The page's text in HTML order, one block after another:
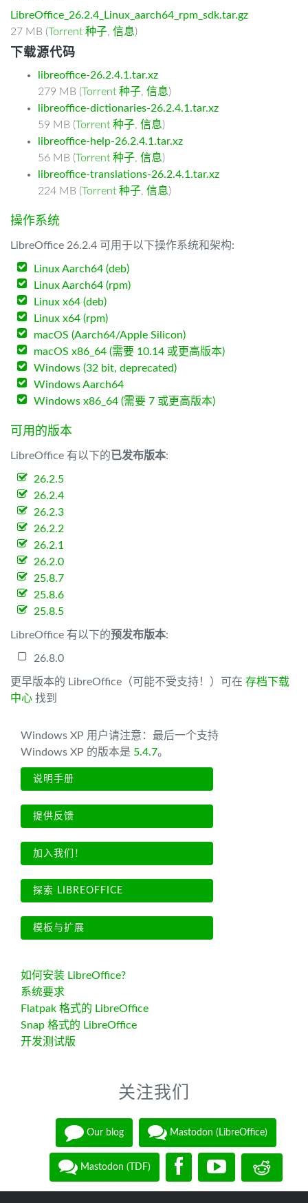
LibreOffice_26.2.4_Linux_aarch64_rpm_sdk.tar.gz
27 MB (Torrent 种子, 信息)
下载源代码
libreoffice-26.2.4.1.tar.xz
279 MB (Torrent 种子, 信息)
libreoffice-dictionaries-26.2.4.1.tar.xz
59 MB (Torrent 种子, 信息)
libreoffice-help-26.2.4.1.tar.xz
56 MB (Torrent 种子, 信息)
libreoffice-translations-26.2.4.1.tar.xz
224 MB (Torrent 种子, 信息)
操作系统
LibreOffice 26.2.4 可用于以下操作系统和架构:
Linux Aarch64 (deb)
Linux Aarch64 (rpm)
Linux x64 (deb)
Linux x64 (rpm)
macOS (Aarch64/Apple Silicon)
macOS x86_64 (需要 10.14 或更高版本)
Windows (32 bit, deprecated)
Windows Aarch64
Windows x86_64 (需要 7 或更高版本)
可用的版本
LibreOffice 有以下的已发布版本:
26.2.5
26.2.4
26.2.3
26.2.2
26.2.1
26.2.0
25.8.7
25.8.6
25.8.5
LibreOffice 有以下的预发布版本:
26.8.0
更早版本的 LibreOffice（可能不受支持！）可在 存档下载
中心 找到
Windows XP 用户请注意：最后一个支持
Windows XP 的版本是 5.4.7。
说明手册
提供反馈
加入我们！
探索 LIBREOFFICE
模板与扩展
如何安装 LibreOffice?
系统要求
Flatpak 格式的 LibreOffice
Snap 格式的 LibreOffice
开发测试版
关注我们
Our blog Mastodon (LibreOffice)
Mastodon (TDF)